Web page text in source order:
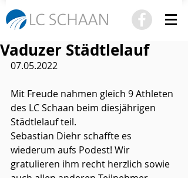
Vaduzer Städtlelauf
07.05.2022
Mit Freude nahmen gleich 9 Athleten
des LC Schaan beim diesjährigen
Städtlelauf teil.
Sebastian Diehr schaffte es
wiederum aufs Podest! Wir
gratulieren ihm recht herzlich sowie